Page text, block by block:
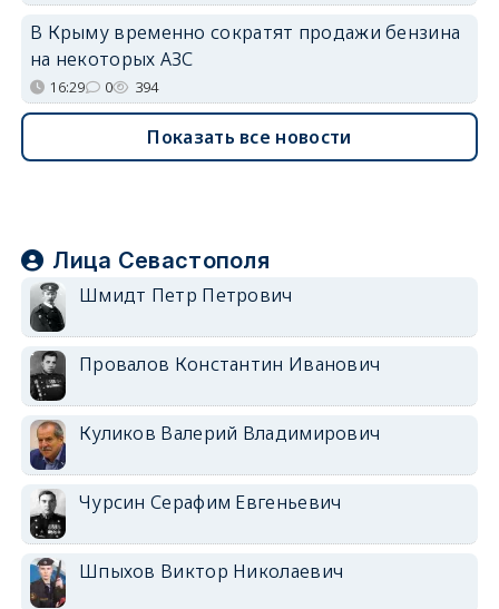
В Крыму временно сократят продажи бензина
на некоторых АЗС
16:29 0 394
Показать все новости
Лица Севастополя
Шмидт Петр Петрович
Провалов Константин Иванович
Куликов Валерий Владимирович
Чурсин Серафим Евгеньевич
Шпыхов Виктор Николаевич